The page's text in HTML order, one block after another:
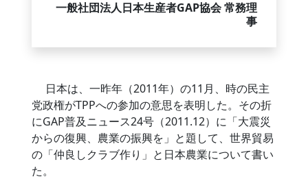
一般社団法人日本生産者GAP協会 常務理
事
日本は、一昨年（2011年）の11月、時の民主
党政権がTPPへの参加の意思を表明した。その折
にGAP普及ニュース24号（2011.12）に「大震災
からの復興、農業の振興を」と題して、世界貿易
の「仲良しクラブ作り」と日本農業について書い
た。